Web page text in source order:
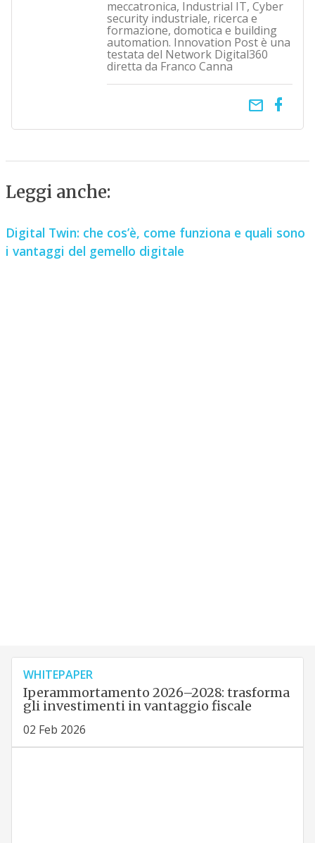
meccatronica, Industrial IT, Cyber
security industriale, ricerca e
formazione, domotica e building
automation. Innovation Post è una
testata del Network Digital360
diretta da Franco Canna
email
Leggi anche:
Digital Twin: che cos’è, come funziona e quali sono
i vantaggi del gemello digitale
WHITEPAPER
Iperammortamento 2026–2028: trasforma
gli investimenti in vantaggio fiscale
02 Feb 2026